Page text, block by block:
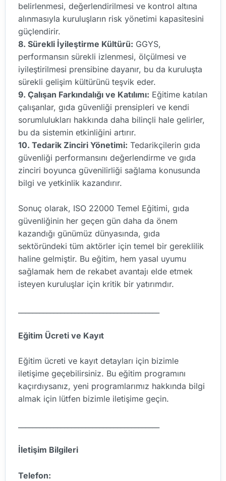
belirlenmesi, değerlendirilmesi ve kontrol altına
alınmasıyla kuruluşların risk yönetimi kapasitesini
güçlendirir.
8. Sürekli İyileştirme Kültürü: GGYS,
performansın sürekli izlenmesi, ölçülmesi ve
iyileştirilmesi prensibine dayanır, bu da kuruluşta
sürekli gelişim kültürünü teşvik eder.
9. Çalışan Farkındalığı ve Katılımı: Eğitime katılan
çalışanlar, gıda güvenliği prensipleri ve kendi
sorumlulukları hakkında daha bilinçli hale gelirler,
bu da sistemin etkinliğini artırır.
10. Tedarik Zinciri Yönetimi: Tedarikçilerin gıda
güvenliği performansını değerlendirme ve gıda
zinciri boyunca güvenilirliği sağlama konusunda
bilgi ve yetkinlik kazandırır.
Sonuç olarak, ISO 22000 Temel Eğitimi, gıda
güvenliğinin her geçen gün daha da önem
kazandığı günümüz dünyasında, gıda
sektöründeki tüm aktörler için temel bir gereklilik
haline gelmiştir. Bu eğitim, hem yasal uyumu
sağlamak hem de rekabet avantajı elde etmek
isteyen kuruluşlar için kritik bir yatırımdır.
Eğitim Ücreti ve Kayıt
Eğitim ücreti ve kayıt detayları için bizimle
iletişime geçebilirsiniz. Bu eğitim programını
kaçırdıysanız, yeni programlarımız hakkında bilgi
almak için lütfen bizimle iletişime geçin.
İletişim Bilgileri
Telefon: